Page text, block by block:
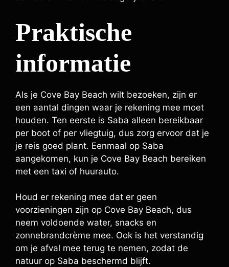
Praktische
informatie
Als je Cove Bay Beach wilt bezoeken, zijn er
een aantal dingen waar je rekening mee moet
houden. Ten eerste is Saba alleen bereikbaar
per boot of per vliegtuig, dus zorg ervoor dat je
je reis goed plant. Eenmaal op Saba
aangekomen, kun je Cove Bay Beach bereiken
met een taxi of huurauto.
Houd er rekening mee dat er geen
voorzieningen zijn op Cove Bay Beach, dus
neem voldoende water, snacks en
zonnebrandcrème mee. Ook is het verstandig
om je afval mee terug te nemen, zodat de
natuur op Saba beschermd blijft.